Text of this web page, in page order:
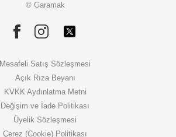
© Garamak
Mesafeli Satış Sözleşmesi
Açık Rıza Beyanı
KVKK Aydınlatma Metni
Değişim ve İade Politikası
Üyelik Sözleşmesi
Çerez (Cookie) Politikası